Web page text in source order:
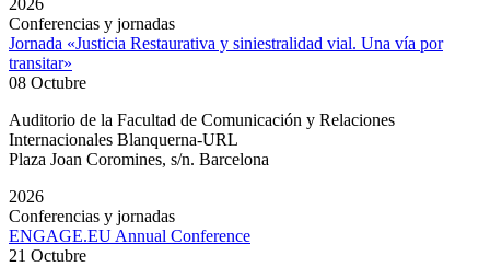
2026
Conferencias y jornadas
Jornada «Justicia Restaurativa y siniestralidad vial. Una vía por
transitar»
08 Octubre
Auditorio de la Facultad de Comunicación y Relaciones
Internacionales Blanquerna-URL
Plaza Joan Coromines, s/n. Barcelona
2026
Conferencias y jornadas
ENGAGE.EU Annual Conference
21 Octubre